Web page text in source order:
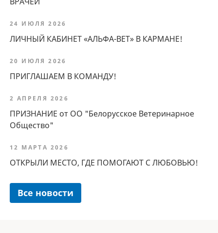
24 ИЮЛЯ 2026
ЛИЧНЫЙ КАБИНЕТ «АЛЬФА-ВЕТ» В КАРМАНЕ!
20 ИЮЛЯ 2026
ПРИГЛАШАЕМ В КОМАНДУ!
2 АПРЕЛЯ 2026
ПРИЗНАНИЕ от ОО "Белорусское Ветеринарное
Общество"
12 МАРТА 2026
ОТКРЫЛИ МЕСТО, ГДЕ ПОМОГАЮТ С ЛЮБОВЬЮ!
Все новости